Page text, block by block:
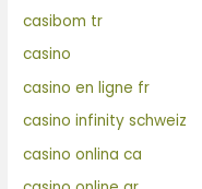
casibom tr
casino
casino en ligne fr
casino infinity schweiz
casino onlina ca